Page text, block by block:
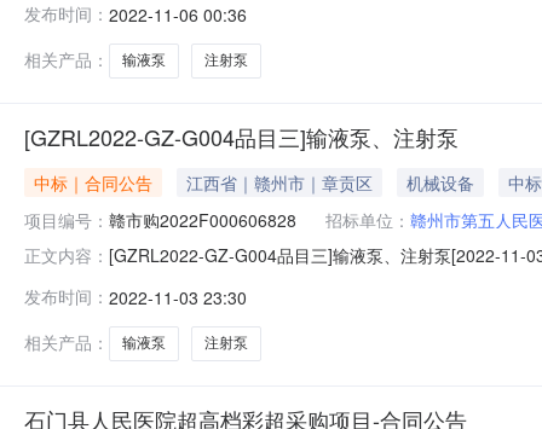
发布时间： 2022-11-06 00:36
相关产品：
输液泵 注射泵
[GZRL2022-GZ-G004品目三]输液泵、注射泵
中标｜合同公告 江西省｜赣州市｜章贡区 机械设备
中
项目编号： 赣市购2022F000606828 招标单位： 赣州市第五人民
正文内容： [GZRL2022-GZ-G004品目三]输液泵、注射泵[2022-11-
（乙方）：江西可敬贸易有限公司地址：江西省吉安市
发布时间： 2022-11-03 23:30
相关产品：
输液泵 注射泵
石门县人民医院超高档彩超采购项目-合同公告